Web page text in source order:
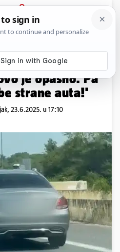
PRIJAVA
News Komentari
na A1: 'Sve
je opasno. Pa
strane auta!'
23.6.2025. u 17:10